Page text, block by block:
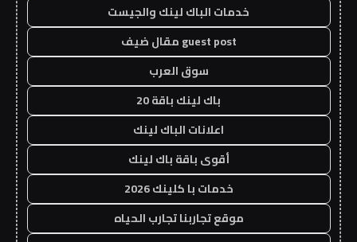
خدمات الباك لينك والجيست
guest post مقال ضيف
سوق العرب
باك لينك باقة 20
اعلانات الباك لينك
أقوى باقة باك لينك
خدمات با كلينك 2026
موقع تجاربنا تجارب الحياه